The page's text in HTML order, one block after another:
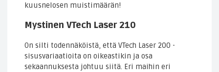
kuusnelosen muistimäärän!
Mystinen VTech Laser 210
On silti todennäköistä, että VTech Laser 200 -
sisusvariaatioita on oikeastikin ja osa
sekaannuksesta johtuu siitä. Eri maihin eri